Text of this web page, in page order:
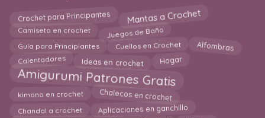
Crochet para Principantes Mantas a Crochet
Camiseta en crochet Juegos de Baño
Guía para Principiantes Cuellos en Crochet Alfombras
Calentadores Ideas en crochet Hogar
Amigurumi Patrones Gratis
kimono en crochet Chalecos en crochet
Chandal a crochet Aplicaciones en ganchillo